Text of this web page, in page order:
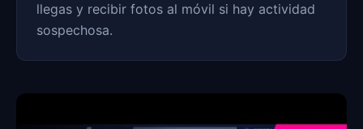
llegas y recibir fotos al móvil si hay actividad
sospechosa.